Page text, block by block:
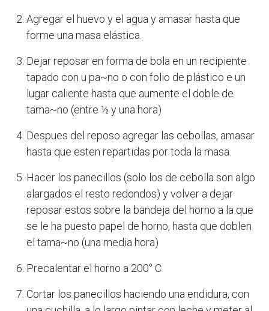
Agregar el huevo y el agua y amasar hasta que
forme una masa elástica.
Dejar reposar en forma de bola en un recipiente
tapado con u pa~no o con folio de plástico e un
lugar caliente hasta que aumente el doble de
tama~no (entre ½ y una hora)
Despues del reposo agregar las cebollas, amasar
hasta que esten repartidas por toda la masa.
Hacer los panecillos (solo los de cebolla son algo
alargados el resto redondos) y volver a dejar
reposar estos sobre la bandeja del horno a la que
se le ha puesto papel de horno, hasta que doblen
el tama~no (una media hora)
Precalentar el horno a 200° C
Cortar los panecillos haciendo una endidura, con